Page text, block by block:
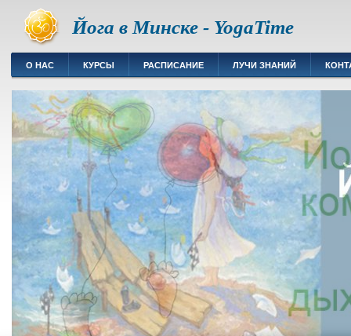
Йога в Минске - YogaTime
О НАС КУРСЫ РАСПИСАНИЕ ЛУЧИ ЗНАНИЙ